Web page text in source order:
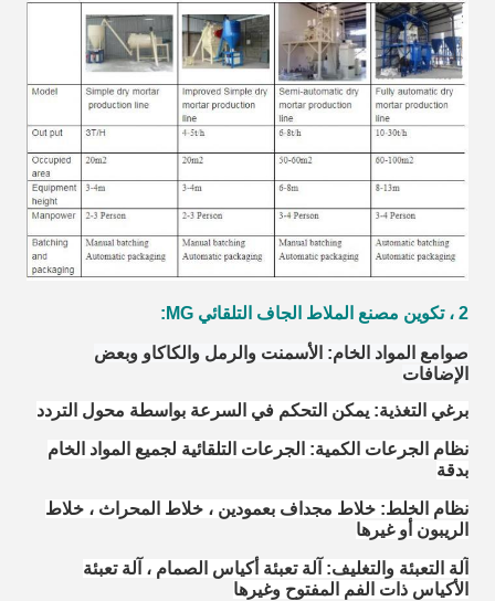
2 ، تكوين مصنع الملاط الجاف التلقائي MG:
صوامع المواد الخام: الأسمنت والرمل والكاكاو وبعض
الإضافات
برغي التغذية: يمكن التحكم في السرعة بواسطة محول التردد
نظام الجرعات الكمية: الجرعات التلقائية لجميع المواد الخام
بدقة
نظام الخلط: خلاط مجداف بعمودين ، خلاط المحراث ، خلاط
الريبون أو غيرها
آلة التعبئة والتغليف: آلة تعبئة أكياس الصمام ، آلة تعبئة
الأكياس ذات الفم المفتوح وغيرها